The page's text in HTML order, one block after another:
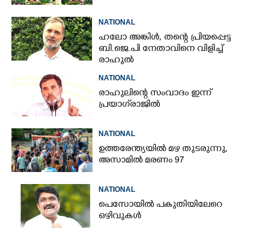
NATIONAL
ഹലോ അങ്കിൾ,​ തന്റെ പ്രിയപ്പെട്ട
ബി.ജെ.പി നേതാവിനെ വിളിച്ച്
രാഹുൽ
NATIONAL
രാഹുലിന്റെ സംവാദം ഇന്ന്
പ്രയാഗ്‌രാജിൽ
NATIONAL
ഉത്തരേന്ത്യയിൽ മഴ തുടരുന്നു,​
അസാമിൽ മരണം 97
NATIONAL
പെസോയിൽ പകുതിയിലേറെ
ഒഴിവുകൾ